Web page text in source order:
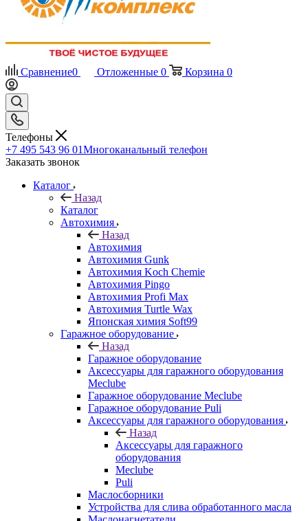
Сравнение0 Отложенные 0 Корзина 0
Телефоны
+7 495 543 96 01Многоканальный телефон
Заказать звонок
Каталог
Назад
Каталог
Автохимия
Назад
Автохимия
Автохимия Gunk
Автохимия Koch Chemie
Автохимия Pingo
Автохимия Profi Max
Автохимия Turtle Wax
Японская химия Soft99
Гаражное оборудование
Назад
Гаражное оборудование
Аксессуары для гаражного оборудования
Meclube
Гаражное оборудование Meclube
Гаражное оборудование Puli
Аксессуары для гаражного оборудования
Назад
Аксессуары для гаражного
оборудования
Meclube
Puli
Маслосборники
Устройства для слива обработанного масла